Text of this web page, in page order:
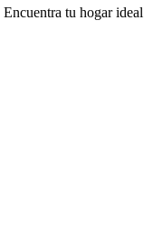
tu hogar ideal